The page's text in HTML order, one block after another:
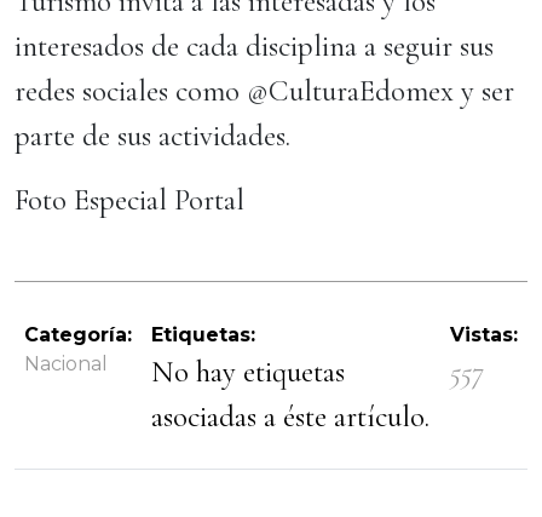
interesados de cada disciplina a seguir sus
redes sociales como @CulturaEdomex y ser
parte de sus actividades.
Foto Especial Portal
Categoría:
Nacional
Etiquetas:
No hay etiquetas
asociadas a éste artículo.
Vistas:
557